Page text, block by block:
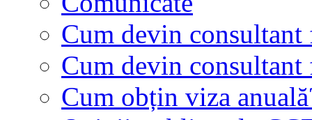
Cum devin consultant
Cum devin consultant
Cum obțin viza